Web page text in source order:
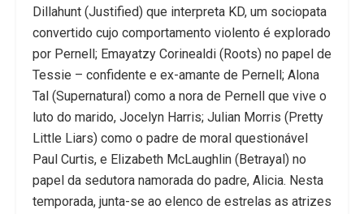
Dillahunt (Justified) que interpreta KD, um sociopata
convertido cujo comportamento violento é explorado
por Pernell; Emayatzy Corinealdi (Roots) no papel de
Tessie – confidente e ex-amante de Pernell; Alona
Tal (Supernatural) como a nora de Pernell que vive o
luto do marido, Jocelyn Harris; Julian Morris (Pretty
Little Liars) como o padre de moral questionável
Paul Curtis, e Elizabeth McLaughlin (Betrayal) no
papel da sedutora namorada do padre, Alicia. Nesta
temporada, junta-se ao elenco de estrelas as atrizes